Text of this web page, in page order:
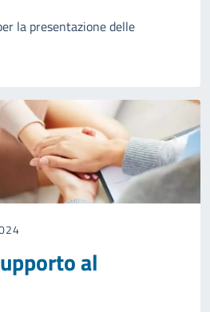
la presentazione delle
al